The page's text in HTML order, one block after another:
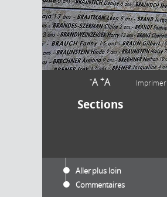
-A +A Imprimer
Sections
Aller plus loin
Commentaires